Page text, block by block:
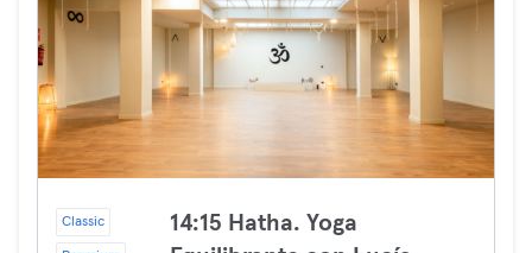
Classic
14:15 Hatha. Yoga